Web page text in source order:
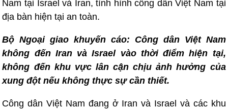
Nam tại Israel và Iran, tình hình công dân Việt Nam tại
địa bàn hiện tại an toàn.
Bộ Ngoại giao khuyến cáo: Công dân Việt Nam
không đến Iran và Israel vào thời điểm hiện tại,
không đến khu vực lân cận chịu ảnh hưởng của
xung đột nếu không thực sự cần thiết.
Công dân Việt Nam đang ở Iran và Israel và các khu